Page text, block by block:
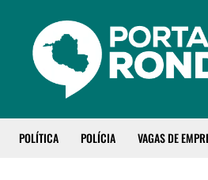
POLÍTICA POLÍCIA VAGAS DE